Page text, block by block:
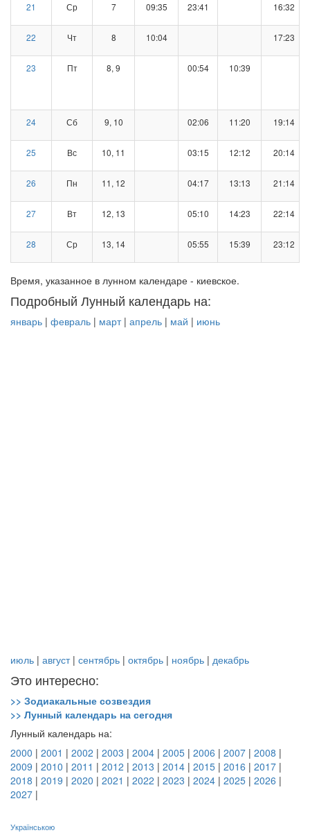
21 Ср 7 09:35 23:41 16:32
22 Чт 8 10:04 17:23
23 Пт 8, 9 00:54 10:39
24 Сб 9, 10 02:06 11:20 19:14
25 Вс 10, 11 03:15 12:12 20:14
26 Пн 11, 12 04:17 13:13 21:14
27 Вт 12, 13 05:10 14:23 22:14
28 Ср 13, 14 05:55 15:39 23:12
Время, указанное в лунном календаре - киевское.
Подробный Лунный календарь на:
январь | февраль | март| апрель | май | июнь
июль | август| сентябрь | октябрь | ноябрь | декабрь
Это интересно:
>> Зодиакальные созвездия
>> Лунный календарь на сегодня
Лунный календарь на:
2000 | 2001 | 2002 | 2003 | 2004 | 2005 | 2006 | 2007 | 2008 |
2009 | 2010 | 2011 | 2012 | 2013 | 2014 | 2015 | 2016 | 2017 |
2018 | 2019 | 2020 | 2021 | 2022 | 2023 | 2024 | 2025 | 2026 |
2027 |
Українською